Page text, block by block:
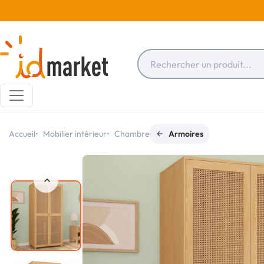
Accueil Mobilier intérieur Chambre Armoires